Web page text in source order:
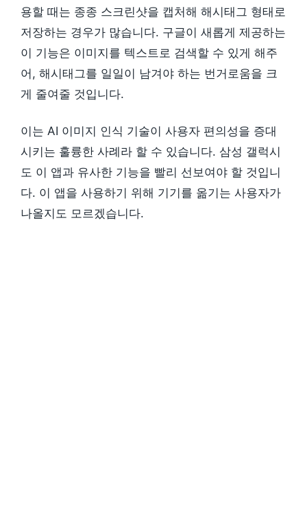
용할 때는 종종 스크린샷을 캡처해 해시태그 형태로
저장하는 경우가 많습니다. 구글이 새롭게 제공하는
이 기능은 이미지를 텍스트로 검색할 수 있게 해주
어, 해시태그를 일일이 남겨야 하는 번거로움을 크
게 줄여줄 것입니다.
이는 AI 이미지 인식 기술이 사용자 편의성을 증대
시키는 훌륭한 사례라 할 수 있습니다. 삼성 갤럭시
도 이 앱과 유사한 기능을 빨리 선보여야 할 것입니
다. 이 앱을 사용하기 위해 기기를 옮기는 사용자가
나올지도 모르겠습니다.